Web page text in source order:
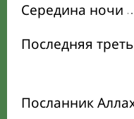
Середина ночи
Последняя треть